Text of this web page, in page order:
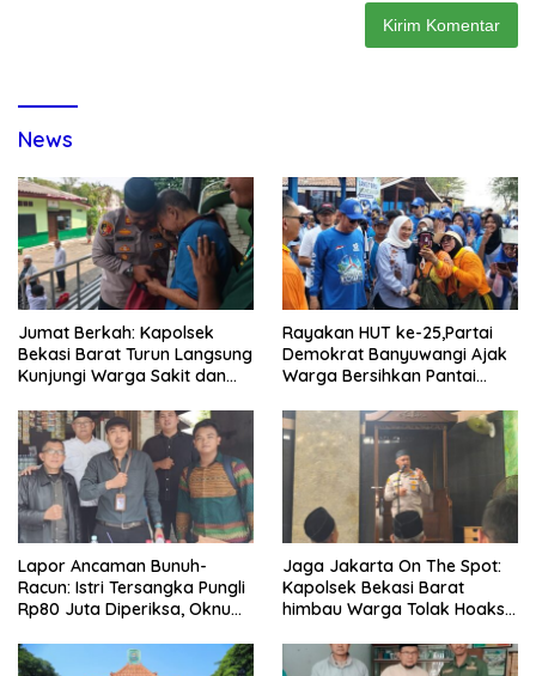
News
Jumat Berkah: Kapolsek
Bekasi Barat Turun Langsung
Kunjungi Warga Sakit dan
Rayakan HUT ke-25,Partai
Demokrat Banyuwangi Ajak
Warga Bersihkan Pantai
Lapor Ancaman Bunuh-
Racun: Istri Tersangka Pungli
Rp80 Juta Diperiksa, Oknum
Disdagperin
Jaga Jakarta On The Spot:
Kapolsek Bekasi Barat
himbau Warga Tolak Hoaks
Sholat Jumat